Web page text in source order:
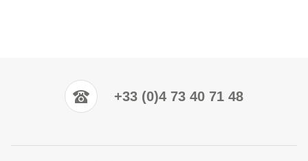
+33 (0)4 73 40 71 48